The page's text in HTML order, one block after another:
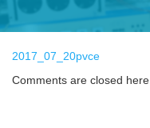
2017_07_20pvce
Comments are closed here.